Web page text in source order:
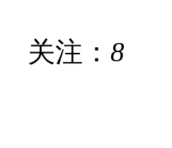
关注： 8